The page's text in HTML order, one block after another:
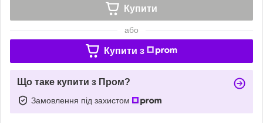
Купити
або
Купити з
Що таке купити з Пром?
Замовлення під захистом